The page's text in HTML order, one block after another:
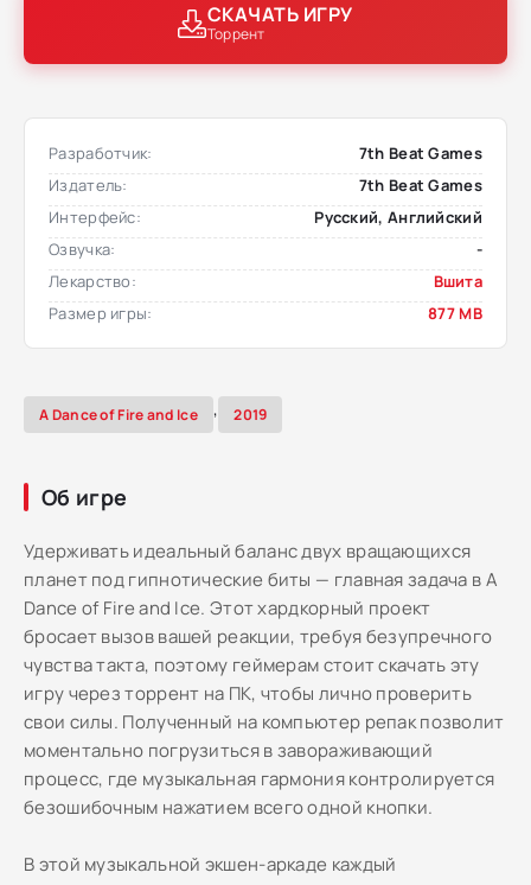
СКАЧАТЬ ИГРУ
Торрент
Разработчик:
7th Beat Games
Издатель:
7th Beat Games
Интерфейс:
Русский, Английский
Озвучка:
-
Лекарство:
Вшита
Размер игры:
877 MB
A Dance of Fire and Ice , 2019
Об игре
Удерживать идеальный баланс двух вращающихся
планет под гипнотические биты — главная задача в A
Dance of Fire and Ice. Этот хардкорный проект
бросает вызов вашей реакции, требуя безупречного
чувства такта, поэтому геймерам стоит скачать эту
игру через торрент на ПК, чтобы лично проверить
свои силы. Полученный на компьютер репак позволит
моментально погрузиться в завораживающий
процесс, где музыкальная гармония контролируется
безошибочным нажатием всего одной кнопки.
В этой музыкальной экшен-аркаде каждый